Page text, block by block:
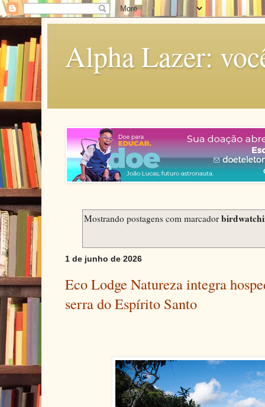
Alpha Lazer:
Mostrando postagens com marcador
1 de junho de 2026
Eco Lodge Natureza integra
serra do Espírito Santo